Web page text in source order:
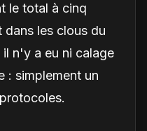
le total à cinq
dans les clous du
n'y a eu ni calage
: simplement un